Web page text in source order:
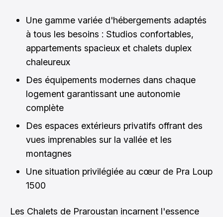
Une gamme variée d'hébergements adaptés
à tous les besoins : Studios confortables,
appartements spacieux et chalets duplex
chaleureux
Des équipements modernes dans chaque
logement garantissant une autonomie
complète
Des espaces extérieurs privatifs offrant des
vues imprenables sur la vallée et les
montagnes
Une situation privilégiée au cœur de Pra Loup
1500
Les Chalets de Praroustan incarnent l'essence